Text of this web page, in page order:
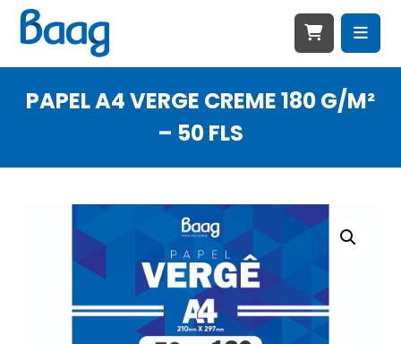
PAPEL A4 VERGE CREME 180 G/M²
– 50 FLS
Ampliar imagem